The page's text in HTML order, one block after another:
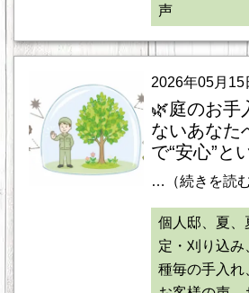
声
2026年05月15
🌿庭のお手
ないあなた
で“安心”と
…（続きを読む
個人邸、夏、
定・刈り込
種毎の手入れ